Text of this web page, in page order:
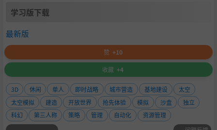
我们是来自于中国重庆的五人团队，出于对科幻的喜爱，我
学习版下载
最新版
赞 +10
收藏 +4
3D 休闲 单人 即时战略 城市营造 基地建设
太空
太空模拟
建造 开放世界 抢先体验 模拟 沙盒
独立
科幻
第三人称 策略 管理 自动化
资源管理